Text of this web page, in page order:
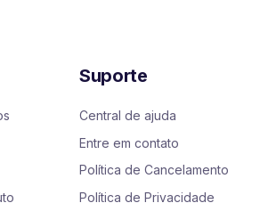
Suporte
Central de ajuda
Entre em contato
Política de Cancelamento
Política de Privacidade